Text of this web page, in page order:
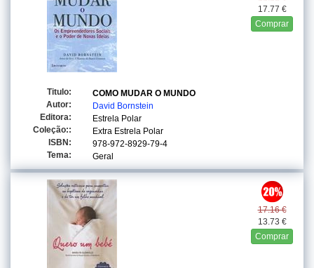
17.77 €
Comprar
Titulo:
COMO MUDAR O MUNDO
Autor:
David Bornstein
Editora:
Estrela Polar
Coleção::
Extra Estrela Polar
ISBN:
978-972-8929-79-4
Tema:
Geral
17.16 €
13.73 €
Comprar